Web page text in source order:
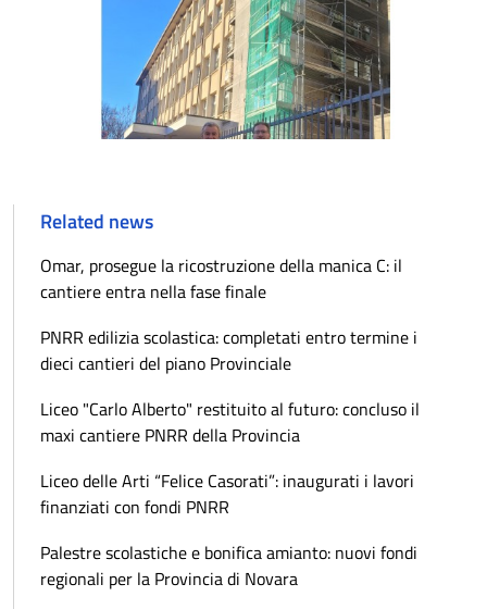
Related news
Omar, prosegue la ricostruzione della manica C: il
cantiere entra nella fase finale
PNRR edilizia scolastica: completati entro termine i
dieci cantieri del piano Provinciale
Liceo "Carlo Alberto" restituito al futuro: concluso il
maxi cantiere PNRR della Provincia
Liceo delle Arti “Felice Casorati”: inaugurati i lavori
finanziati con fondi PNRR
Palestre scolastiche e bonifica amianto: nuovi fondi
regionali per la Provincia di Novara